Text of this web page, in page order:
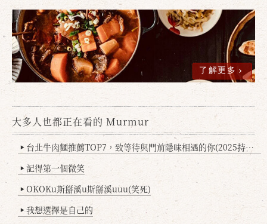
了解更多
大多人也都正在看的 Murmur
▶ 台北牛肉麵推薦TOP7，致等待與門前隱味相遇的你(2025持續更新
▶ 記得第一個微笑
▶ OKOKu斯掰溪u斯掰溪uuu(笑死)
▶ 我想選擇是自己的